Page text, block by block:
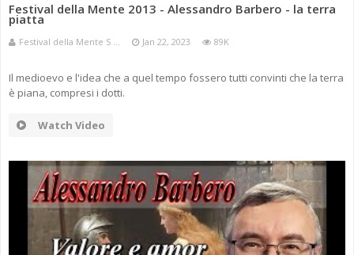
Festival della Mente 2013 - Alessandro Barbero - la terra
piatta
Festival della Mente S ... Jan 22, 2023 89K
Il medioevo e l'idea che a quel tempo fossero tutti convinti che la terra
è piana, compresi i dotti.
Watch Video